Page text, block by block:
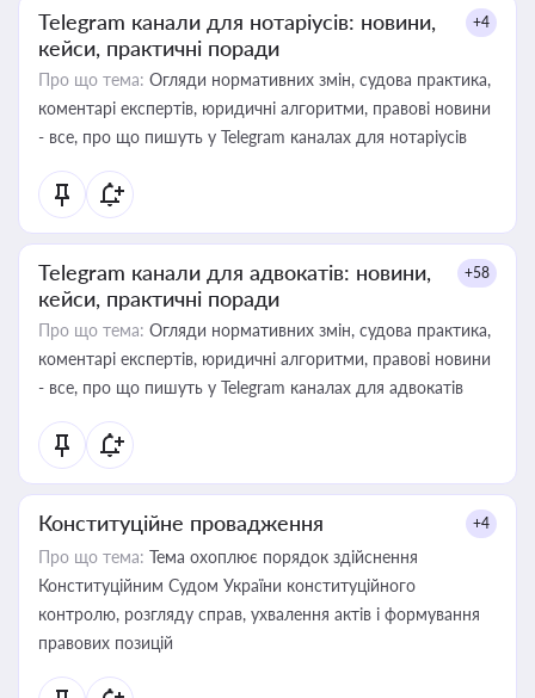
Telegram канали для нотаріусів: новини,
кейси, практичні поради
+4
Про що тема: Огляди нормативних змін, судова практика,
коментарі експертів, юридичні алгоритми, правові новини
- все, про що пишуть у Telegram каналах для нотаріусів
Telegram канали для адвокатів: новини,
кейси, практичні поради
+58
Про що тема: Огляди нормативних змін, судова практика,
коментарі експертів, юридичні алгоритми, правові новини
- все, про що пишуть у Telegram каналах для адвокатів
Конституційне провадження +4
Про що тема: Тема охоплює порядок здійснення
Конституційним Судом України конституційного
контролю, розгляду справ, ухвалення актів і формування
правових позицій